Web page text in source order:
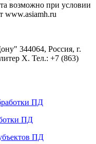
возможно при условии
www.asiamh.ru
344064, Россия, г.
Х. Тел.: +7 (863)
ПД
ПД
ПД